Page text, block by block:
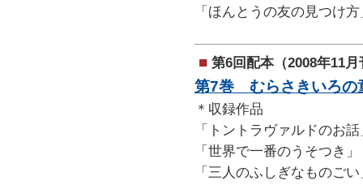
「ほんとうの友の見つけ方
■ 第6回配本（2008年11月
第7巻 むらさきいろの
＊収録作品
「トントラヴァルドのお話
「世界で一番のうそつき」
「三人のふしぎなものごい